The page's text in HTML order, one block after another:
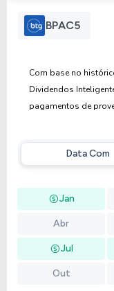
BPAC5
Com base no
Dividendos
pagamentos de
Data Com
Jan
Abr
Jul
Out